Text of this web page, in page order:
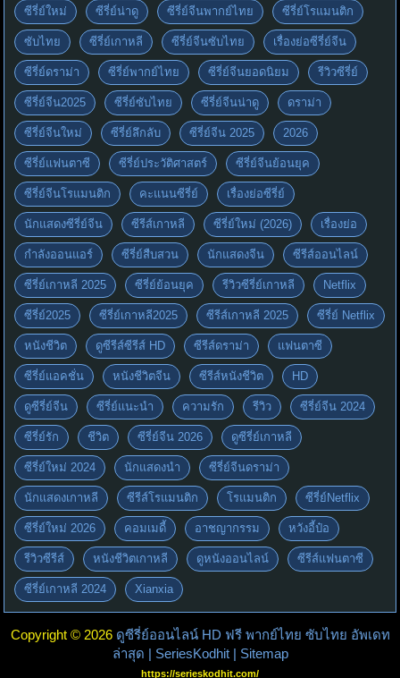
ซีรี่ย์ใหม่ ซีรี่ย์น่าดู ซีรี่ย์จีนพากย์ไทย ซีรี่ย์โรแมนติก
ซับไทย ซีรี่ย์เกาหลี ซีรี่ย์จีนซับไทย เรื่องย่อซีรี่ย์จีน
ซีรี่ย์ดราม่า ซีรี่ย์พากย์ไทย ซีรี่ย์จีนยอดนิยม รีวิวซีรี่ย์
ซีรี่ย์จีน2025 ซีรี่ย์ซับไทย ซีรี่ย์จีนน่าดู ดราม่า
ซีรี่ย์จีนใหม่ ซีรี่ย์ลึกลับ ซีรี่ย์จีน 2025 2026
ซีรี่ย์แฟนตาซี ซีรี่ย์ประวัติศาสตร์ ซีรี่ย์จีนย้อนยุค
ซีรี่ย์จีนโรแมนติก คะแนนซีรี่ย์ เรื่องย่อซีรี่ย์
นักแสดงซีรี่ย์จีน ซีรีส์เกาหลี ซีรี่ย์ใหม่ (2026) เรื่องย่อ
กำลังออนแอร์ ซีรี่ย์สืบสวน นักแสดงจีน ซีรีส์ออนไลน์
ซีรี่ย์เกาหลี 2025 ซีรี่ย์ย้อนยุค รีวิวซีรี่ย์เกาหลี Netflix
ซีรี่ย์2025 ซีรี่ย์เกาหลี2025 ซีรีส์เกาหลี 2025 ซีรี่ย์ Netflix
หนังชีวิต ดูซีรีส์ซีรีส์ HD ซีรีส์ดราม่า แฟนตาซี
ซีรี่ย์แอคชั่น หนังชีวิตจีน ซีรีส์หนังชีวิต HD
ดูซีรี่ย์จีน ซีรี่ย์แนะนำ ความรัก รีวิว ซีรี่ย์จีน 2024
ซีรี่ย์รัก ชีวิต ซีรี่ย์จีน 2026 ดูซีรี่ย์เกาหลี
ซีรี่ย์ใหม่ 2024 นักแสดงนำ ซีรี่ย์จีนดราม่า
นักแสดงเกาหลี ซีรีส์โรแมนติก โรแมนติก ซีรี่ย์Netflix
ซีรี่ย์ใหม่ 2026 คอมเมดี้ อาชญากรรม หวังอี้ป๋อ
รีวิวซีรีส์ หนังชีวิตเกาหลี ดูหนังออนไลน์ ซีรีส์แฟนตาซี
ซีรี่ย์เกาหลี 2024 Xianxia
Copyright © 2026 ดูซีรี่ย์ออนไลน์ HD ฟรี พากย์ไทย ซับไทย อัพเดท
ล่าสุด | SeriesKodhit | Sitemap
https://serieskodhit.com/